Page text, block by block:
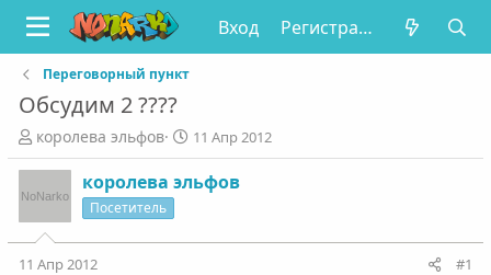
Вход Регистрация
Переговорный пункт
Обсудим 2 ????
А
в
т
о
р
т
е
королева эльфов
Д
а
т
а
11 Апр 2012
королева эльфов
Посетитель
11 Апр 2012 #1